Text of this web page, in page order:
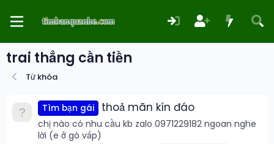
trai thẳng cần tiền
Từ khóa
Tìm bạn gái thoả mãn kín đáo
chị nào có nhu cầu kb zalo 0971229182 ngoan nghe
lời (e ở gò vấp)